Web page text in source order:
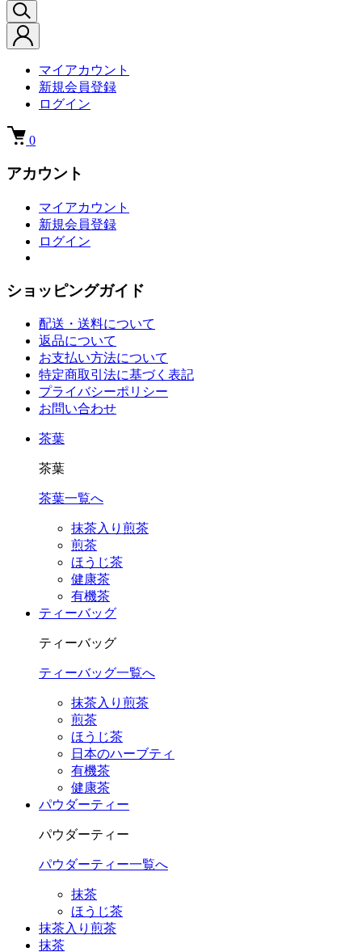
マイアカウント
新規会員登録
ログイン
0
アカウント
マイアカウント
新規会員登録
ログイン
ショッピングガイド
配送・送料について
返品について
お支払い方法について
特定商取引法に基づく表記
プライバシーポリシー
お問い合わせ
茶葉
茶葉
茶葉一覧へ
抹茶入り煎茶
煎茶
ほうじ茶
健康茶
有機茶
ティーバッグ
ティーバッグ
ティーバッグ一覧へ
抹茶入り煎茶
煎茶
ほうじ茶
日本のハーブティ
有機茶
健康茶
パウダーティー
パウダーティー
パウダーティー一覧へ
抹茶
ほうじ茶
抹茶入り煎茶
抹茶